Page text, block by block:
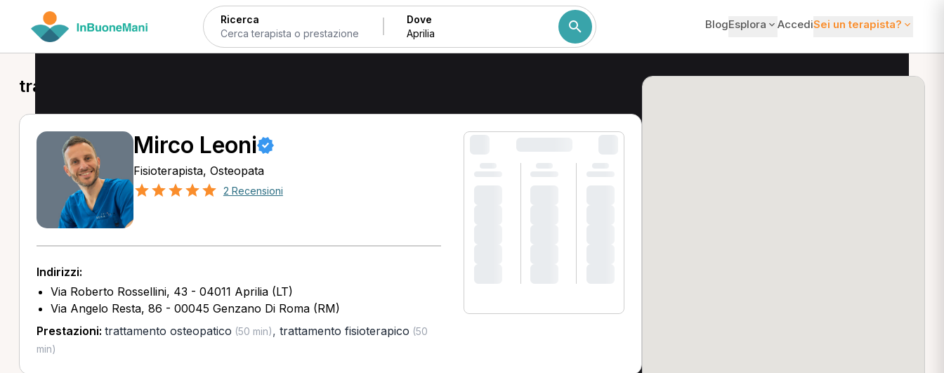
Ricerca Dove BlogEsplora AccediSei un terapista?
trattamento osteopatico a Aprilia
Mirco Leoni
Fisioterapista, Osteopata
2 Recensioni
Indirizzi:
Via Roberto Rossellini, 43 - 04011 Aprilia (LT)
Via Angelo Resta, 86 - 00045 Genzano Di Roma (RM)
Prestazioni: trattamento osteopatico (50 min), trattamento fisioterapico (50
min)